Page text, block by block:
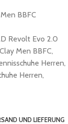
BBFC
Revolt Evo 2.0
Men BBFC,
Herren,
Herren,
UND LIEFERUNG